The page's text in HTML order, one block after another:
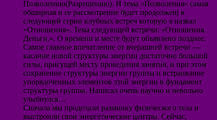
Позволению(Разрешению). И тема «Позволения» самая
обширная и ее рассмотрение будет продолженj в
следующей серии клубных встреч которую я назвал
«Отношения». Тема следующей встречи: «Отношения.
Деньги.». О времени и месте будут объявлено позднее.
Самое главное впечатление от вчерашней встречи —
касание новой структуры энергии достаточно большой
силы, присущей месту проведения занятия, и при этом
сохранение структуры энергии группы и встраивание
упорядоченных элементов этой энергии в фундамент
структуры группы. Написал очень научно и невольно
улыбнулся…
Сначала мы проделали разминку физического тела и
выстроили свои энергетические центры. Сейчас,